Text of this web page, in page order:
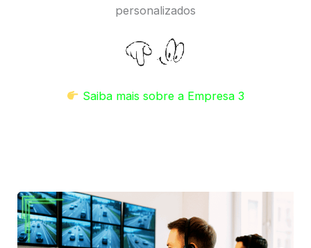
personalizados
Saiba mais sobre a Empresa 3